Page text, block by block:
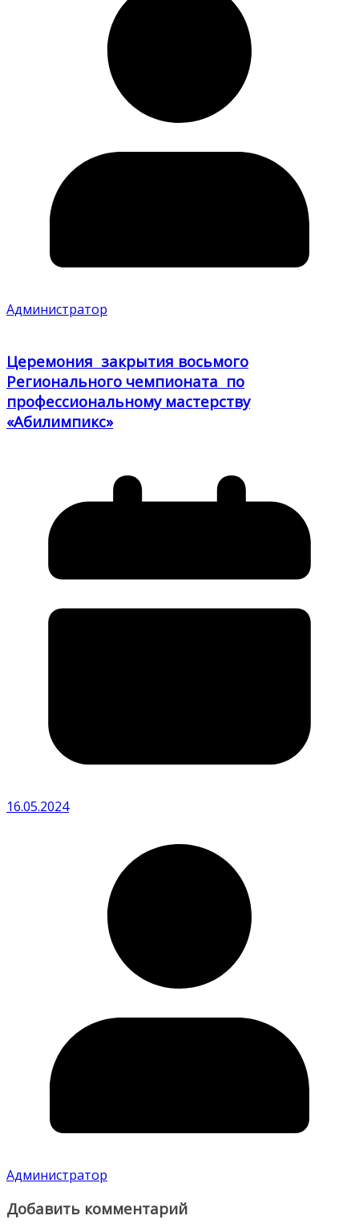
Администратор
Церемония закрытия восьмого
Регионального чемпионата по
профессиональному мастерству
«Абилимпикс»
16.05.2024
Администратор
Добавить комментарий